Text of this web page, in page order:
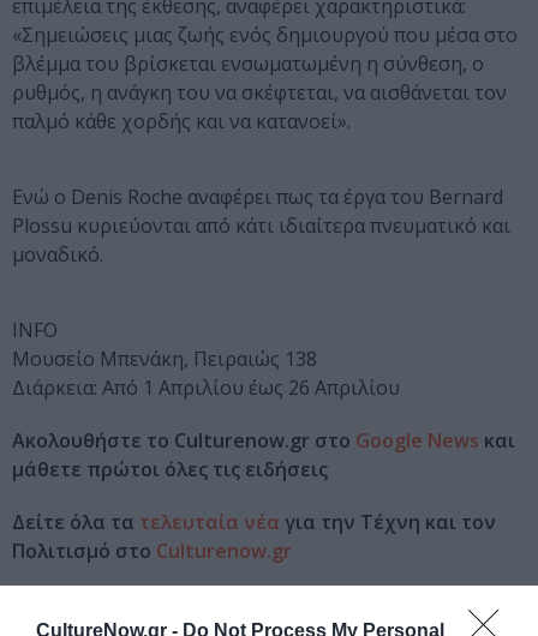
CultureNow.gr - Do Not Process My Personal
επιμέλεια της έκθεσης, αναφέρει χαρακτηριστικά:
«Σημειώσεις μιας ζωής ενός δημιουργού που μέσα στο
βλέμμα του βρίσκεται ενσωματωμένη η σύνθεση, ο
ρυθμός, η ανάγκη του να σκέφτεται, να αισθάνεται τον
παλμό κάθε χορδής και να κατανοεί».
Ενώ ο Denis Roche αναφέρει πως τα έργα του Bernard
Plossu κυριεύονται από κάτι ιδιαίτερα πνευματικό και
μοναδικό.
INFO
Μουσείο Μπενάκη, Πειραιώς 138
Διάρκεια: Από 1 Απριλίου έως 26 Απριλίου
Ακολουθήστε το Culturenow.gr στο Google News και
μάθετε πρώτοι όλες τις ειδήσεις
Δείτε όλα τα τελευταία νέα για την Τέχνη και τον
Πολιτισμό στο Culturenow.gr